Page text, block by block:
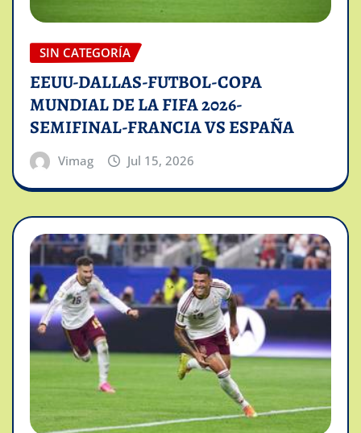
SIN CATEGORÍA
EEUU-DALLAS-FUTBOL-COPA
MUNDIAL DE LA FIFA 2026-
SEMIFINAL-FRANCIA VS ESPAÑA
Vimag Jul 15, 2026